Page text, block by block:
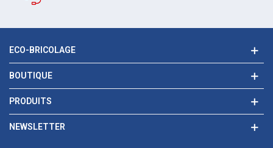
ECO-BRICOLAGE
BOUTIQUE
PRODUITS
NEWSLETTER